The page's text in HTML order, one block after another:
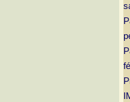
fé